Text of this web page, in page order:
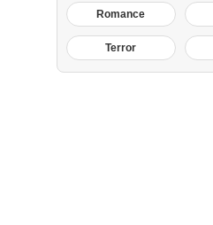
Romance
Terror